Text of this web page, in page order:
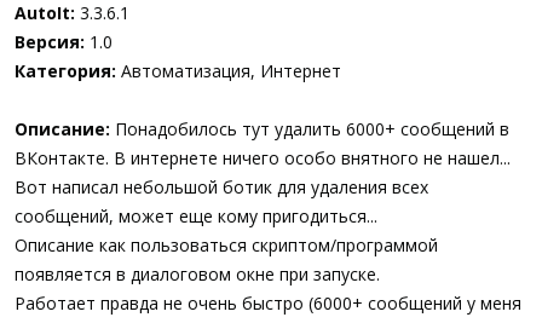
AutoIt: 3.3.6.1
Версия: 1.0
Категория: Автоматизация, Интернет
Описание: Понадобилось тут удалить 6000+ сообщений в
ВКонтакте. В интернете ничего особо внятного не нашел...
Вот написал небольшой ботик для удаления всех
сообщений, может еще кому пригодиться...
Описание как пользоваться скриптом/программой
появляется в диалоговом окне при запуске.
Работает правда не очень быстро (6000+ сообщений у меня